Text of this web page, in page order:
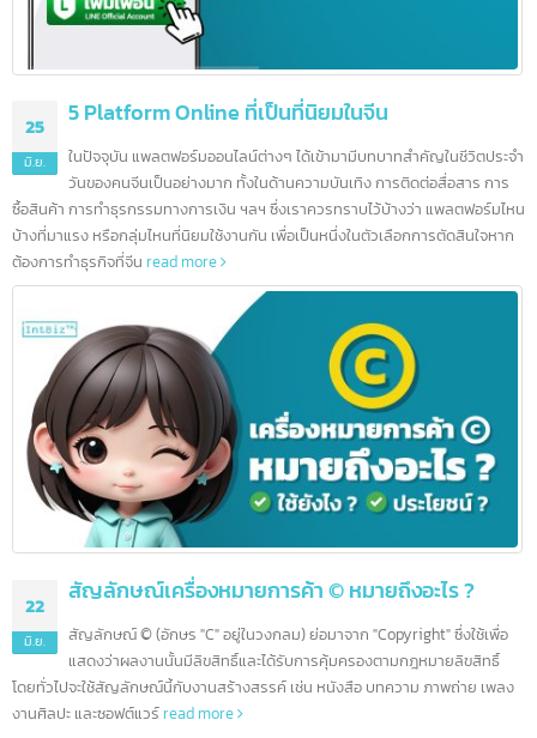
25
มิ.ย.
5 Platform Online ที่เป็นที่นิยมในจีน
ในปัจจุบัน แพลตฟอร์มออนไลน์ต่างๆ ได้เข้ามามีบทบาทสำคัญในชีวิตปร
วันของคนจีนเป็นอย่างมาก ทั้งในด้านความบันเทิง การติดต่อสื่อสาร การ
ซื้อสินค้า การทำธุรกรรมทางการเงิน ฯลฯ ซึ่งเราควรทราบไว้บ้างว่า แพลตฟอร์ม
บ้างที่มาแรง หรือกลุ่มไหนที่นิยมใช้งานกัน เพื่อเป็นหนึ่งในตัวเลือกการตัดสินใจหา
ต้องการทำธุรกิจที่จีนread more